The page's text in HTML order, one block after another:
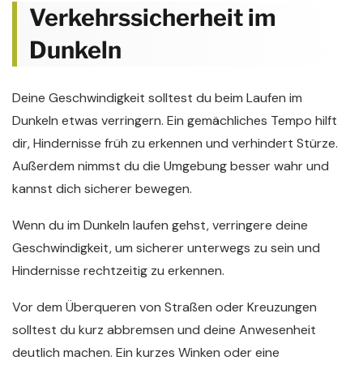
Verkehrssicherheit im
Dunkeln
Deine Geschwindigkeit solltest du beim Laufen im
Dunkeln etwas verringern. Ein gemächliches Tempo hilft
dir, Hindernisse früh zu erkennen und verhindert Stürze.
Außerdem nimmst du die Umgebung besser wahr und
kannst dich sicherer bewegen.
Wenn du im Dunkeln laufen gehst, verringere deine
Geschwindigkeit, um sicherer unterwegs zu sein und
Hindernisse rechtzeitig zu erkennen.
Vor dem Überqueren von Straßen oder Kreuzungen
solltest du kurz abbremsen und deine Anwesenheit
deutlich machen. Ein kurzes Winken oder eine